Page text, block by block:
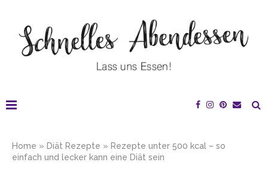
Home » Diät Rezepte » Rezepte unter 500 kcal – so
einfach und lecker kann eine Diät sein